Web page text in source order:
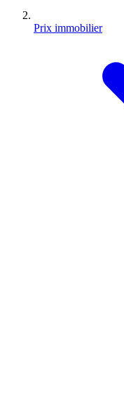
Prix immobilier